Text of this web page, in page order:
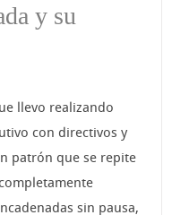
y su
llevo realizando
con directivos y
patrón que se repite
sin pausa,